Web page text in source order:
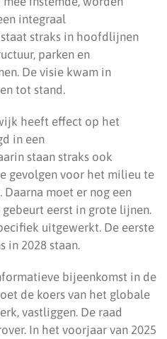
integraal
straks in hoofdlijnen
parken en
De visie kwam in
tot stand.
heeft effect op het
in een
staan straks ook
gevolgen voor het milieu te
moet er nog een
eerst in grote lijnen.
uitgewerkt. De eerste
in 2028 staan.
bijeenkomst in de
de koers van het globale
vastliggen. De raad
In het voorjaar van 2025